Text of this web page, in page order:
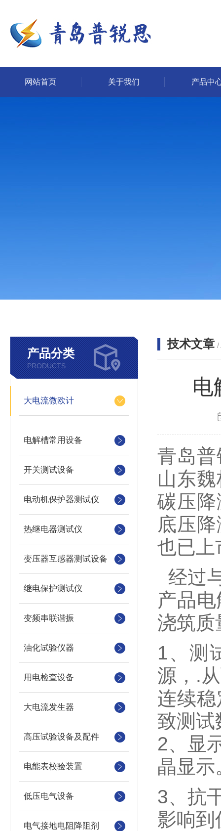
网站首页 关于我们 产品中
产品分类
PRODUCTS
大电流微欧计
电解槽常用设备
开关测试设备
电动机保护器测试仪
热继电器测试仪
变压器互感器测试设备
继电保护测试仪
变频串联谐振
油化试验仪器
用电检查设备
大电流发生器
高压试验设备及配件
电能表校验装置
低压电气设备
电气接地电阻降阻剂
技术文章 /
电
青岛
山东
碳压
底压
也已上
经过
产品
浇筑质
1、测
源， .
连续
致测试
2、显
晶显示
3、抗
影响到